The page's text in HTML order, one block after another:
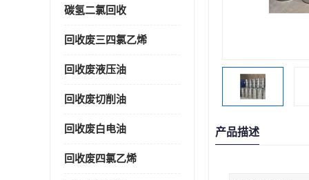
碳氢二氯回收
回收废三四氯乙烯
回收废液压油
回收废切削油
回收废白电油
回收废四氯乙烯
产品描述